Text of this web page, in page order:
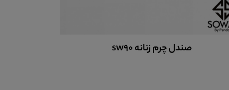
صندل چرم زنانه کدsw91